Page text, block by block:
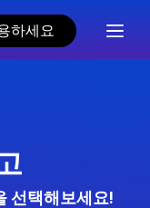
하세요
선택해보세요!